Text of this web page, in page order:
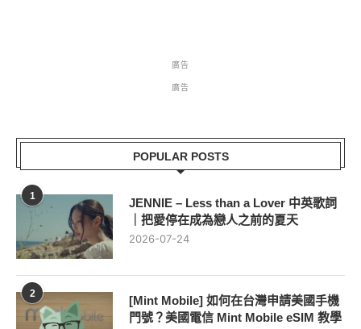
廣告
廣告
POPULAR POSTS
1
JENNIE – Less than a Lover 中英歌詞
｜把愛停在成為戀人之前的夏天
2026-07-24
2
[Mint Mobile] 如何在台灣申請美國手機
門號？美國電信 Mint Mobile eSIM 教學